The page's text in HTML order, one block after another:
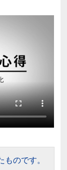
のです。